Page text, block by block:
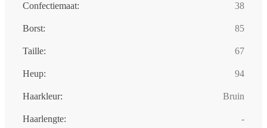
Confectiemaat: 38
Borst: 85
Taille: 67
Heup: 94
Haarkleur: Bruin
Haarlengte: -